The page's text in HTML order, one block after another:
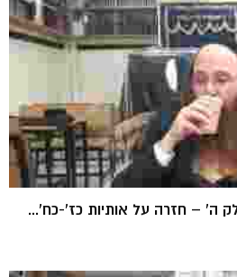
ה' – חזרה על אותיות כז'-כח'...